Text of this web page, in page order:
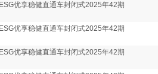
优享稳健直通车封闭式2025年42期
优享稳健直通车封闭式2025年42期
优享稳健直通车封闭式2025年42期